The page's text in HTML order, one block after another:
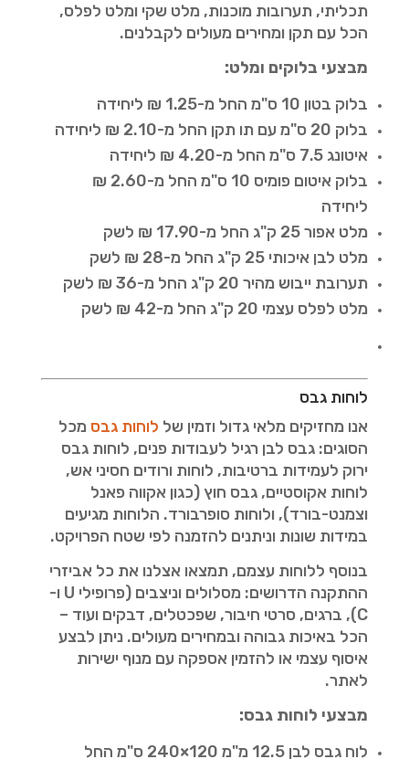
תכליתי, תערובות מוכנות, מלט שקי ומלט לפלס,
הכל עם תקן ומחירים מעולים לקבלנים.
מבצעי בלוקים ומלט:
בלוק בטון 10 ס"מ החל מ-1.25 ₪ ליחידה
בלוק 20 ס"מ עם תו תקן החל מ-2.10 ₪ ליחידה
איטונג 7.5 ס"מ החל מ-4.20 ₪ ליחידה
בלוק איטום פומיס 10 ס"מ החל מ-2.60 ₪
ליחידה
מלט אפור 25 ק"ג החל מ-17.90 ₪ לשק
מלט לבן איכותי 25 ק"ג החל מ-28 ₪ לשק
תערובת ייבוש מהיר 20 ק"ג החל מ-36 ₪ לשק
מלט לפלס עצמי 20 ק"ג החל מ-42 ₪ לשק
לוחות גבס
אנו מחזיקים מלאי גדול וזמין של לוחות גבס מכל
הסוגים: גבס לבן רגיל לעבודות פנים, לוחות גבס
ירוק לעמידות ברטיבות, לוחות ורודים חסיני אש,
לוחות אקוסטיים, גבס חוץ (כגון אקווה פאנל
וצמנט-בורד), ולוחות סופרבורד. הלוחות מגיעים
במידות שונות וניתנים להזמנה לפי שטח הפרויקט.
בנוסף ללוחות עצמם, תמצאו אצלנו את כל אביזרי
ההתקנה הדרושים: מסלולים וניצבים (פרופילי U ו-
C), ברגים, סרטי חיבור, שפכטלים, דבקים ועוד –
הכל באיכות גבוהה ובמחירים מעולים. ניתן לבצע
איסוף עצמי או להזמין אספקה עם מנוף ישירות
לאתר.
מבצעי לוחות גבס:
לוח גבס לבן 12.5 מ"מ 120×240 ס"מ החל